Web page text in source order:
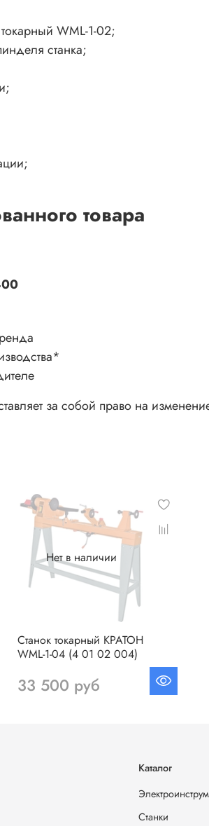
WML-1-02;
станка;
товара
*
за собой право на
Нет в наличии
Станок токарный КРАТОН
WML-1-04 (4 01 02 004)
33 500 руб
Каталог
Станки